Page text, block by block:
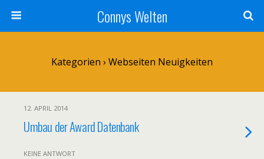
Connys Welten
Kategorien › Webseiten Neuigkeiten
12. APRIL 2014
Umbau der Award Datenbank
KEINE ANTWORT